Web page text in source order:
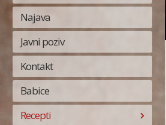
Najava
Javni poziv
Kontakt
Babice
Recepti